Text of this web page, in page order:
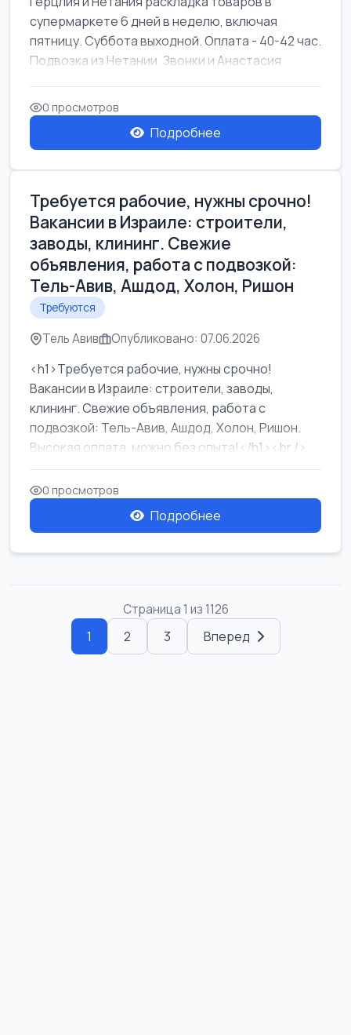
супермаркете 6 дней в неделю, включая
пятницу. Суббота выходной. Оплата - 40-42 час.
Подвозка из Нетании. Звонки и Анастасия
0 просмотров
Подробнее
Требуется рабочие, нужны срочно!
Вакансии в Израиле: строители,
заводы, клининг. Свежие
объявления, работа с подвозкой:
Тель-Авив, Ашдод, Холон, Ришон
Требуются
Тель Авив Опубликовано: 07.06.2026
<h1>Требуется рабочие, нужны срочно!
Вакансии в Израиле: строители, заводы,
клининг. Свежие объявления, работа с
подвозкой: Тель-Авив, Ашдод, Холон, Ришон.
Высокая оплата, можно без опыта!</h1><br />
...
0 просмотров
Подробнее
Страница 1 из 1126
1 2 3 Вперед